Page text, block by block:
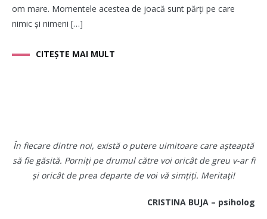
om mare. Momentele acestea de joacă sunt părți pe care
nimic și nimeni […]
CITEȘTE MAI MULT
În fiecare dintre noi, există o putere uimitoare care așteaptă
să fie găsită. Porniți pe drumul către voi oricât de greu v-ar fi
și oricât de prea departe de voi vă simțiți. Meritați!
CRISTINA BUJA – psiholog